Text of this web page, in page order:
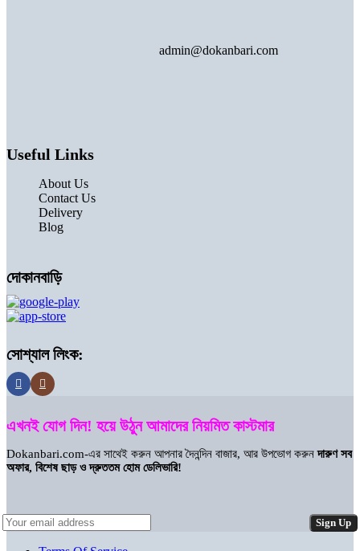
admin@dokanbari.com
Useful Links
About Us
Contact Us
Delivery
Blog
দোকানবাড়ি
সোশ্যাল লিংক:
এখনই যোগ দিন! হয়ে উঠুন আমাদের নিয়মিত কাস্টমার
Dokanbari.com-এর সাথেই করুন আপনার দৈনন্দিন বাজার, আর উপভোগ করুনদারুণ সব
অফার, বিশেষ ছাড় ও দ্রুততম হোম ডেলিভারি!